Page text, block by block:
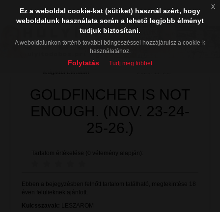
GOLDFINCHER IS NOT
ENOUGH. (NOV. 23-24-
25-26.)
Tartalom értékelése (0 vélemény alapján):
Ebben a bejegyzésben felnőtt tartalom található, megtekintése 18
éven felülieknek ajánlott.
Kulcsszavak:
LESZAROM
Ez a weboldal cookie-kat (sütiket) használ azért, hogy
weboldalunk használata során a lehető legjobb élményt
tudjuk biztosítani.
A weboldalunkon történő további böngészéssel hozzájárulsz a cookie-k
használatához.
Folytatás Tudj meg többet
x